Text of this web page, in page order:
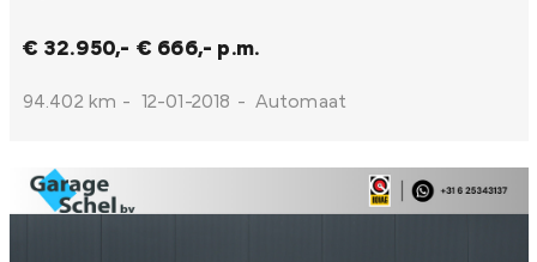
€ 32.950,- € 666,- p.m.
94.402 km - 12-01-2018 - Automaat